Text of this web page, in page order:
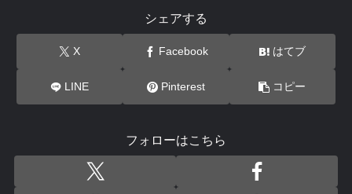
シェアする
X Facebook はてブ
LINE Pinterest コピー
フォローはこちら